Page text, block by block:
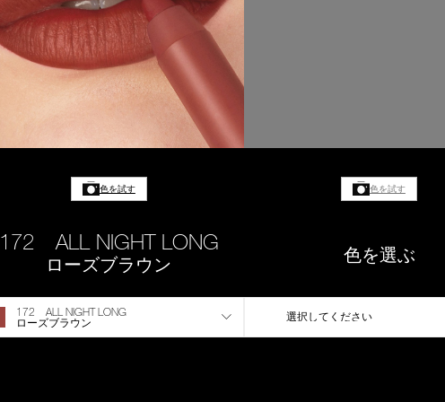
色を試す
172 ALL NIGHT LONG
ローズブラウン
172 ALL NIGHT LONG
ローズブラウン
色を試す
色を選ぶ
選択してください